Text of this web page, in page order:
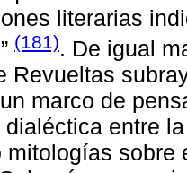
literarias
(181). De igual
Revueltas
marco de
entre
mitologías